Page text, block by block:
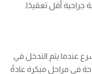
جراحية أقل تعقيدًا.
عندما يتم التدخل في
في مراحل مبكرة عادةً